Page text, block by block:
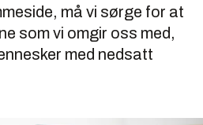
må vi sørge for at
som vi omgir oss med,
med nedsatt